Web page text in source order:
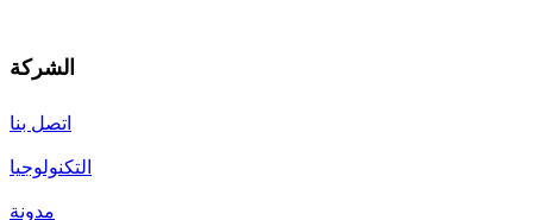
الشركة
اتصل بنا
التكنولوجيا
مدونة